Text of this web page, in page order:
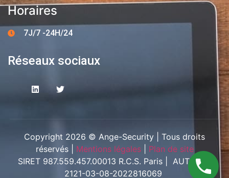
Horaires
7J/7 -24H/24
Réseaux sociaux
Copyright 2026 © Ange-Security | Tous droits
réservés | Mentions légales| Plan de site
SIRET 987.559.457.00013 R.C.S. Paris | AUT-094-
2121-03-08-2022816069